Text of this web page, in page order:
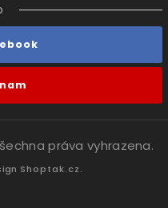
práva vyhrazena.
Shoptak.cz.